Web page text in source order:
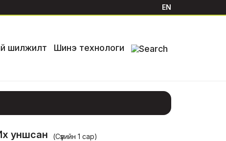
EN
шилжилт Шинэ технологи
2026-08-01 2026-07-31
уншсан (Сүүлийн 1 сар)